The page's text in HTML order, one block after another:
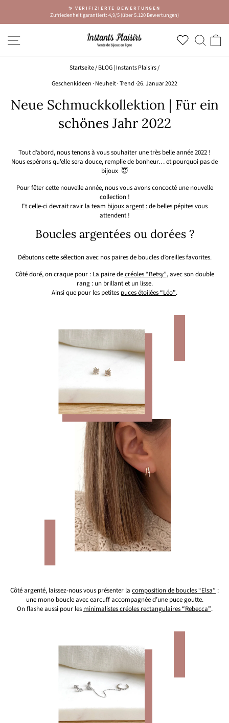
springen
Diashow
anhalten
✨ VERIFIZIERTE BEWERTUNGEN
Zufriedenheit garantiert: 4,9/5 (über 5.120 Bewertungen)
Startseite/BLOG | Instants Plaisirs/
Geschenkideen·Neuheit·Trend·26. Januar 2022
Neue Schmuckkollektion | Für ein
schönes Jahr 2022
Tout d’abord, nous tenons à vous souhaiter une très belle année 2022 !
Nous espérons qu’elle sera douce, remplie de bonheur… et pourquoi pas de
bijoux 😇
Pour fêter cette nouvelle année, nous vous avons concocté une nouvelle
collection !
Et celle-ci devrait ravir la team bijoux argent: de belles pépites vous
attendent !
Boucles argentées ou dorées ?
Débutons cette sélection avec nos paires de boucles d’oreilles favorites.
Côté doré, on craque pour : La paire decréoles “Betsy”, avec son double
rang : un brillant et un lisse.
Ainsi que pour les petites puces étoilées “Léo”.
Côté argenté, laissez-nous vous présenter la composition de boucles “Elsa” :
une mono boucle avec earcuff accompagnée d’une puce goutte.
On flashe aussi pour les minimalistes créoles rectangulaires “Rebecca”.